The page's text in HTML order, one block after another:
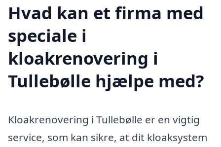
Hvad kan et firma med
speciale i
kloakrenovering i
Tullebølle hjælpe med?
Kloakrenovering i Tullebølle er en vigtig
service, som kan sikre, at dit kloaksystem